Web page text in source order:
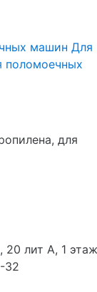
машин Для
поломоечных
для
20 лит А, 1 этаж
32